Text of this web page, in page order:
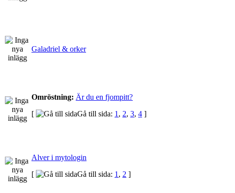
Galadriel & orker
Omröstning: Är du en fjompitt?
[
Gå till sida: 1 , 2, 3, 4 ]
Alver i mytologin
[
Gå till sida: 1 , 2 ]